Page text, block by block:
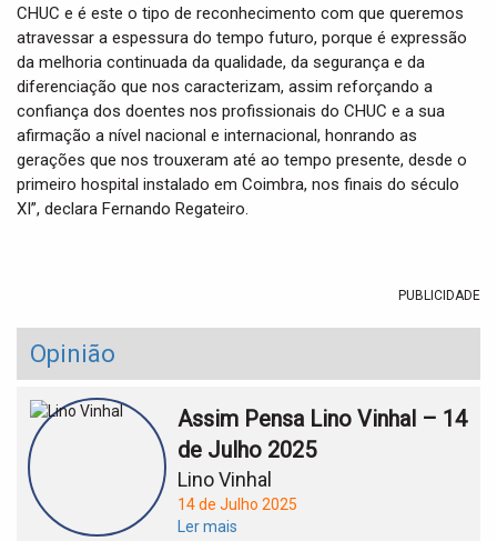
CHUC e é este o tipo de reconhecimento com que queremos
atravessar a espessura do tempo futuro, porque é expressão
da melhoria continuada da qualidade, da segurança e da
diferenciação que nos caracterizam, assim reforçando a
confiança dos doentes nos profissionais do CHUC e a sua
afirmação a nível nacional e internacional, honrando as
gerações que nos trouxeram até ao tempo presente, desde o
primeiro hospital instalado em Coimbra, nos finais do século
XI”, declara Fernando Regateiro.
PUBLICIDADE
Opinião
Assim Pensa Lino Vinhal – 14
de Julho 2025
Lino Vinhal
14 de Julho 2025
Ler mais